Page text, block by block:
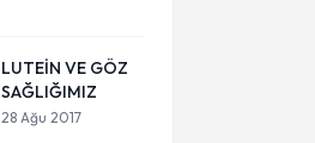
LUTEİN VE GÖZ
SAĞLIĞIMIZ
28 Ağu 2017